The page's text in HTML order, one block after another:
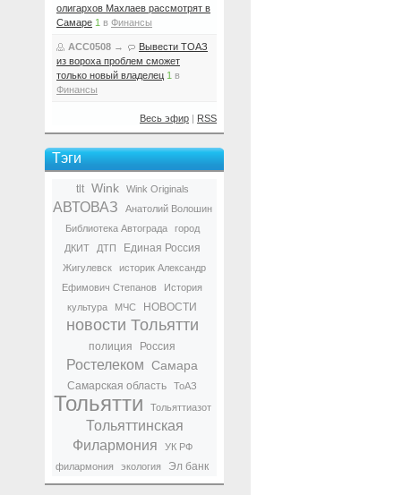
олигархов Махлаев рассмотрят в
Самаре 1 в Финансы
ACC0508 →
Вывести ТОАЗ
из вороха проблем сможет
только новый владелец 1 в
Финансы
Весь эфир | RSS
Тэги
tlt Wink Wink Originals
АВТОВАЗ
Анатолий Волошин
Библиотека Автограда
город
ДКИТ
ДТП Единая Россия
Жигулевск
историк Александр
Ефимович Степанов
История
культура
МЧС НОВОСТИ
новости Тольятти
полиция Россия
Ростелеком Самара
Самарская область ТоАЗ
Тольятти Тольяттиазот
Тольяттинская
Филармония
УК РФ
филармония
экология Эл банк